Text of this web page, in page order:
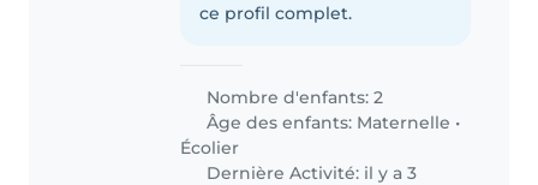
ce profil complet.
Nombre d'enfants: 2
Âge des enfants: Maternelle •
Écolier
Dernière Activité: il y a 3